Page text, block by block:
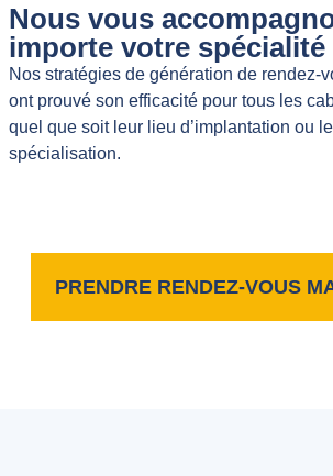
Nous vous
importe votre spécialité
Nos stratégies de génération de rendez-
ont prouvé son efficacité pour tous les
quel que soit leur lieu d’implantation ou
spécialisation.
PRENDRE RENDEZ-VOUS